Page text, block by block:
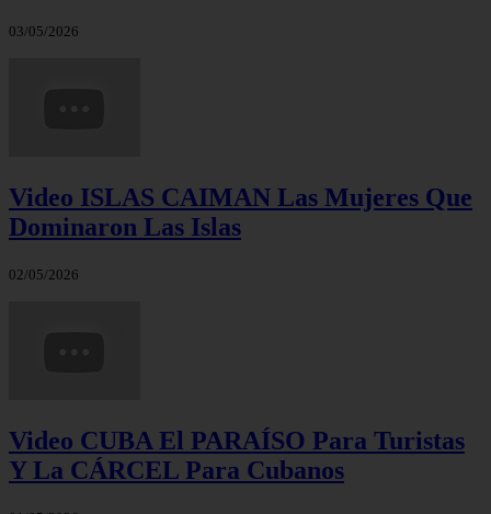
03/05/2026
Video ISLAS CAIMAN Las Mujeres Que
Dominaron Las Islas
02/05/2026
Video CUBA El PARAÍSO Para Turistas
Y La CÁRCEL Para Cubanos